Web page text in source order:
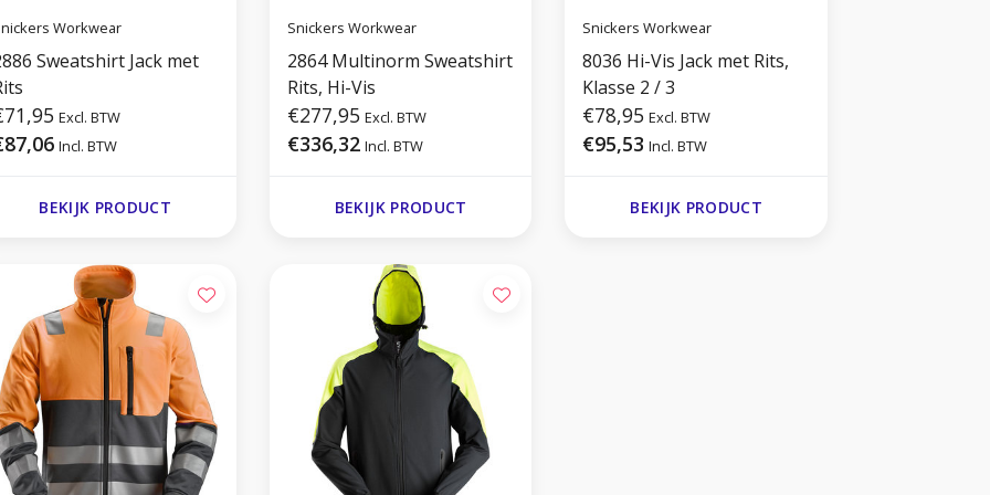
Workwear
Sweatshirt Jack met
Excl. BTW
Incl. BTW
BEKIJK PRODUCT
Snickers Workwear
2864 Multinorm Sweatshirt
Rits, Hi-Vis
€277,95 Excl. BTW
€336,32 Incl. BTW
BEKIJK PRODUCT
Snickers Workwear
8036 Hi-Vis Jack met Rits,
Klasse 2 / 3
€78,95 Excl. BTW
€95,53 Incl. BTW
BEKIJK PRODUCT